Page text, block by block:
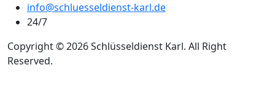
info@schluesseldienst-karl.de
24/7
Copyright © 2026 Schlüsseldienst Karl. All Right
Reserved.